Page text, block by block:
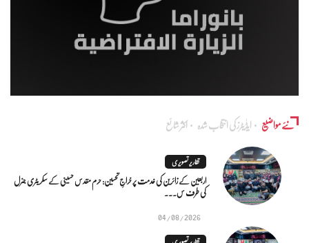
نئے مواضیع ایڈٰیٹرز کی انتخاب شدہ اکثر شائع
تقاریر تصویری
اربعین کے زائرین کی خدمت پر خراجِ تحسین: حرم مقدس حسینی کے سکریٹری جنرل
کی طرف س...
04/08/2026